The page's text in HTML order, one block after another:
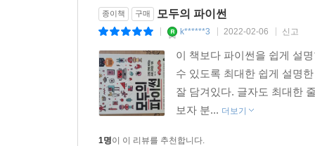
종이책 구매 모두의 파이썬
k******3 2022-02-06 신고
이 책보다 파이썬을 쉽게 설
수 있도록 최대한 쉽게 설명
잘 담겨있다. 글자도 최대한
보자 분... 더보기
1명이 이 리뷰를 추천합니다.